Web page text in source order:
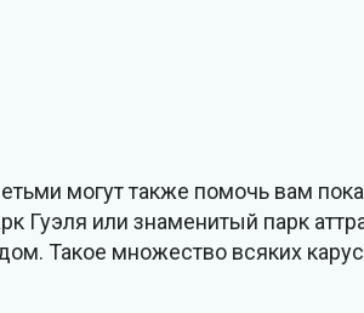
могут также помочь вам
Гуэля или знаменитый парк
Такое множество всяких